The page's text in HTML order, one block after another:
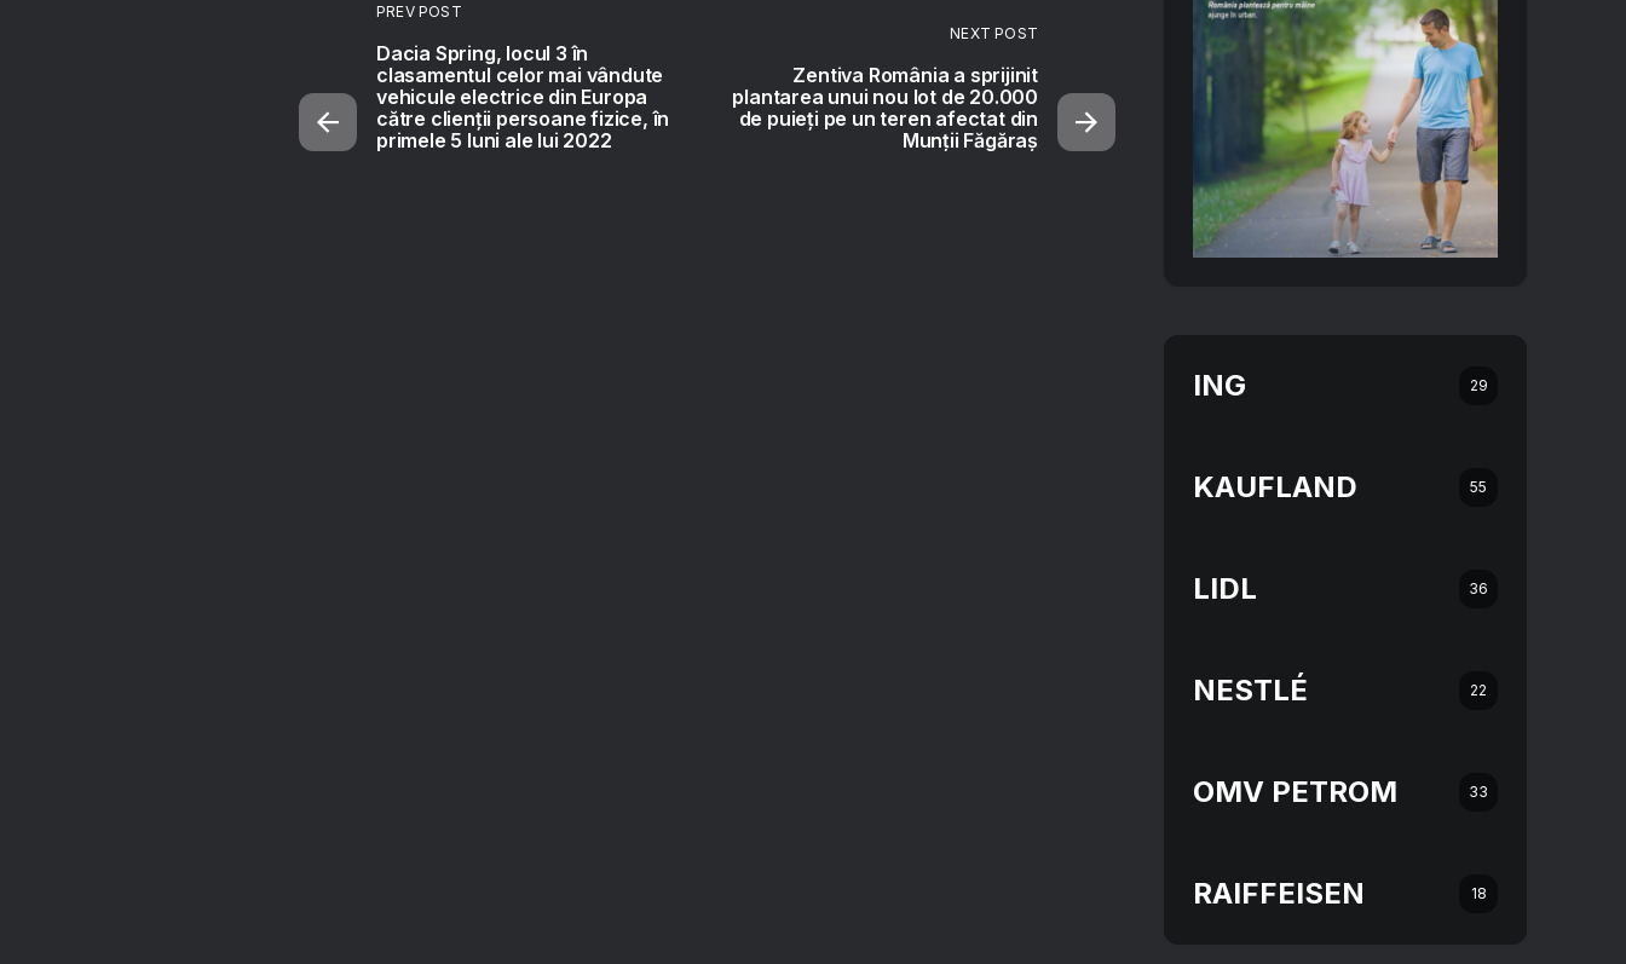
PREV POST
Dacia Spring, locul 3 în
clasamentul celor mai vândute
vehicule electrice din Europa
către clienţii persoane fizice, în
primele 5 luni ale lui 2022
NEXT POST
Zentiva România a sprijinit
plantarea unui nou lot de 20.000
de puieți pe un teren afectat din
Munții Făgăraș
ING 29
KAUFLAND 55
LIDL 36
NESTLÉ 22
OMV PETROM 33
RAIFFEISEN 18